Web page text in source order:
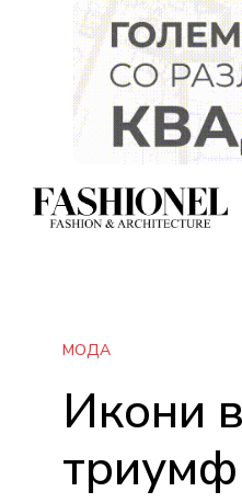
МОДА
Икони
триумф